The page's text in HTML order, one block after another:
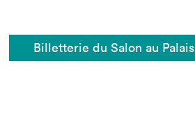
Billetterie du Salon au Palais